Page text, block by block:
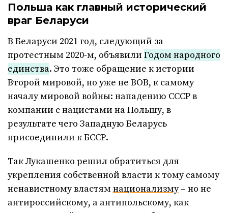
Польша как главный исторический
враг Беларуси
В Беларуси 2021 год, следующий за
протестным 2020-м, объявили Годом народного
единства. Это тоже обращение к истории
Второй мировой, но уже не ВОВ, к самому
началу мировой войны: нападению СССР в
компании с нацистами на Польшу, в
результате чего Западную Беларусь
присоединили к БССР.
Так Лукашенко решил обратиться для
укрепления собственной власти к тому самому
ненавистному властям национализму– но не
антироссийскому, а антипольскому, как